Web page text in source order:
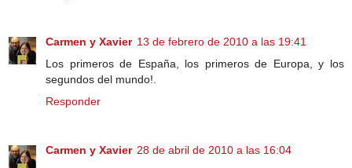
Carmen y Xavier 13 de febrero de 2010 a las 19:41
Los primeros de España, los primeros de Europa, y los
segundos del mundo!.
Responder
Carmen y Xavier 28 de abril de 2010 a las 16:04